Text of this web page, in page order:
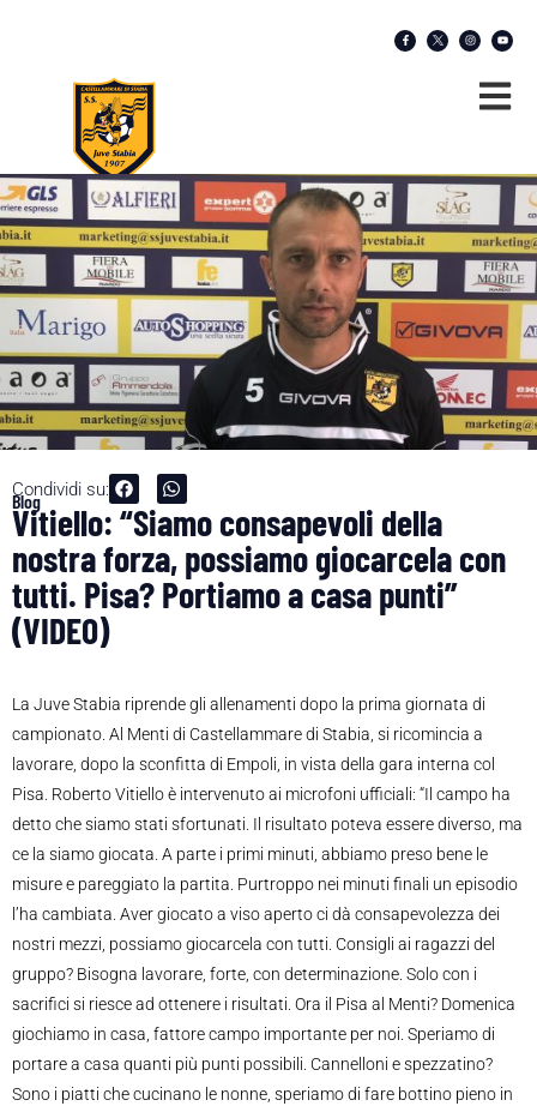
Condividi su:
Blog
Vitiello: “Siamo consapevoli della
nostra forza, possiamo giocarcela con
tutti. Pisa? Portiamo a casa punti”
(VIDEO)
La Juve Stabia riprende gli allenamenti dopo la prima giornata di
campionato. Al Menti di Castellammare di Stabia, si ricomincia a
lavorare, dopo la sconfitta di Empoli, in vista della gara interna col
Pisa. Roberto Vitiello è intervenuto ai microfoni ufficiali: “Il campo ha
detto che siamo stati sfortunati. Il risultato poteva essere diverso, ma
ce la siamo giocata. A parte i primi minuti, abbiamo preso bene le
misure e pareggiato la partita. Purtroppo nei minuti finali un episodio
l’ha cambiata. Aver giocato a viso aperto ci dà consapevolezza dei
nostri mezzi, possiamo giocarcela con tutti. Consigli ai ragazzi del
gruppo? Bisogna lavorare, forte, con determinazione. Solo con i
sacrifici si riesce ad ottenere i risultati. Ora il Pisa al Menti? Domenica
giochiamo in casa, fattore campo importante per noi. Speriamo di
portare a casa quanti più punti possibili. Cannelloni e spezzatino?
Sono i piatti che cucinano le nonne, speriamo di fare bottino pieno in